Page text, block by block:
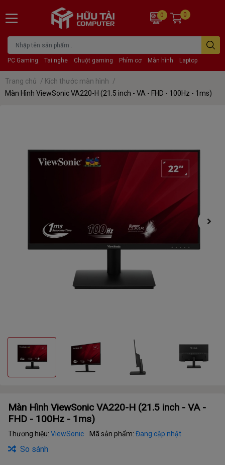
PC Gaming Tai nghe Chuột gaming Phím cơ Màn hình Laptop
0 0
Trang chủ / Kích thước màn hình /
Màn Hình ViewSonic VA220-H (21.5 inch - VA - FHD - 100Hz - 1ms)
Màn Hình ViewSonic VA220-H (21.5 inch - VA -
FHD - 100Hz - 1ms)
Thương hiệu: ViewSonic Mã sản phẩm: Đang cập nhật
So sánh